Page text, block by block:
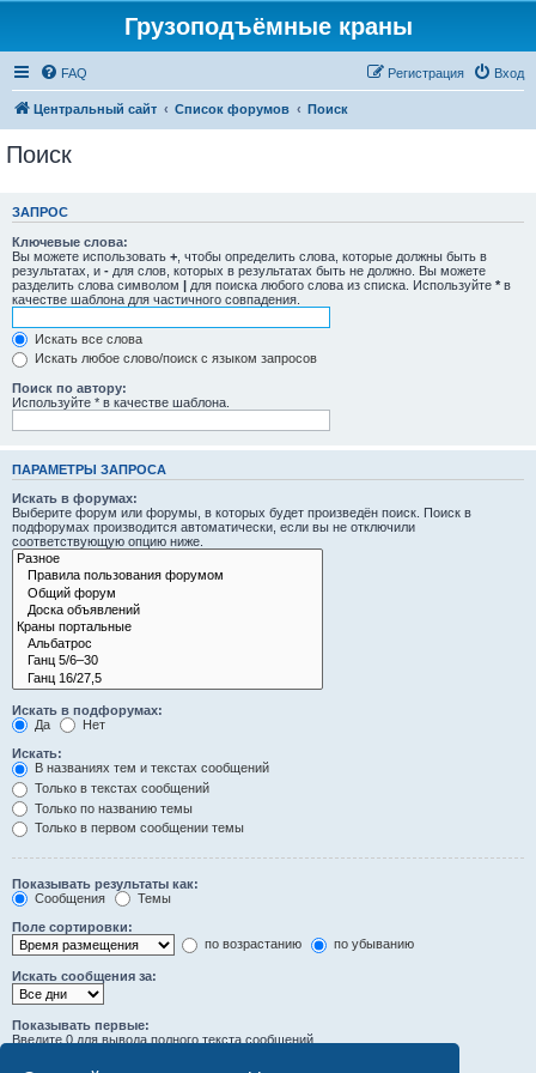
Грузоподъёмные краны
FAQ Вход
Регистрация
Центральный сайт Список форумов Поиск
Поиск
ЗАПРОС
Ключевые слова:
Вы можете использовать + , чтобы определить слова, которые должны быть в
результатах, и - для слов, которых в результатах быть не должно. Вы можете
разделить слова символом | для поиска любого слова из списка. Используйте * в
качестве шаблона для частичного совпадения.
Искать все слова
Искать любое слово/поиск с языком запросов
Поиск по автору:
Используйте * в качестве шаблона.
ПАРАМЕТРЫ ЗАПРОСА
Искать в форумах:
Выберите форум или форумы, в которых будет произведён поиск. Поиск в
подфорумах производится автоматически, если вы не отключили
соответствующую опцию ниже.
Искать в подфорумах:
Да
Нет
Искать:
В названиях тем и текстах сообщений
Только в текстах сообщений
Только по названию темы
Только в первом сообщении темы
Показывать результаты как:
Сообщения
Темы
Поле сортировки:
по возрастанию
по убыванию
Искать сообщения за:
Показывать первые:
Введите 0 для вывода полного текста сообщений.